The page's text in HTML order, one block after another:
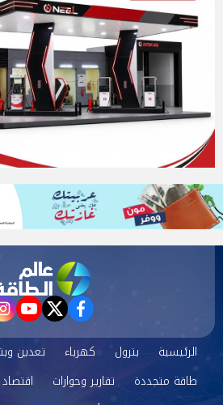
facebook
twitter
الرئيسية بترول كهرباء
تعدين
طاقة متجددة
تقارير وحوارات اقتصاد